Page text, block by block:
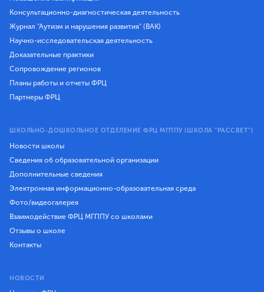
Консультационно-диагностическая деятельность
Журнал "Аутизм и нарушения развития" (ВАК)
Научно-исследовательская деятельность
Доказательные практики
Сопровождение регионов
Планы работы и отчеты ФРЦ
Партнеры ФРЦ
ШКОЛЬНО-ДОШКОЛЬНОЕ ОТДЕЛЕНИЕ ФРЦ МГППУ (ШКОЛА "РАССВЕТ")
Новости школы
Сведения об образовательной организации
Дополнительные сведения
Электронная информационно-образовательная среда
Фото/видеогалерея
Взаимодействие ФРЦ МГППУ со школами
Отзывы о школе
Контакты
НОВОСТИ